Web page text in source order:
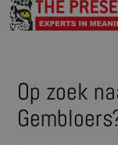
Op zoek